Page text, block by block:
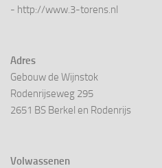
- http://www.3-torens.nl
Adres
Gebouw de Wijnstok
Rodenrijseweg 295
2651 BS Berkel en Rodenrijs
Volwassenen